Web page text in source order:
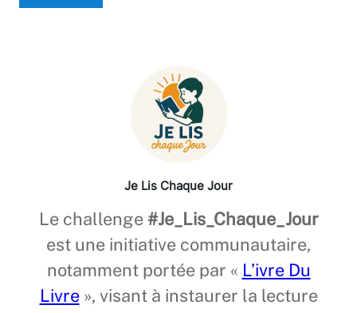
Je Lis Chaque Jour
Le challenge#Je_Lis_Chaque_Jour
est une initiative communautaire,
notamment portée par « L’ivre Du
Livre», visant à instaurer la lecture